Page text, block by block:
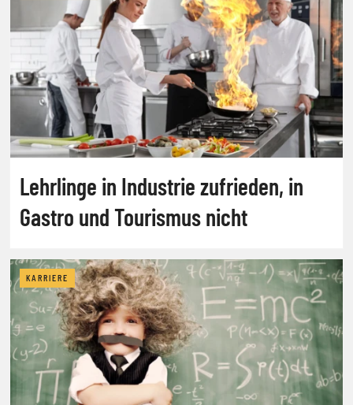
Lehrlinge in Industrie zufrieden, in
Gastro und Tourismus nicht
KARRIERE